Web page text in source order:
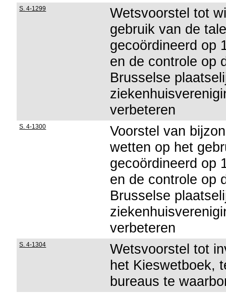
S. 4-1299
Wetsvoorstel tot
gebruik van de
gecoördineerd op
en de controle op
Brusselse
verbeteren
S. 4-1300
Voorstel van
wetten op het
gecoördineerd op
en de controle op
Brusselse
verbeteren
S. 4-1304
Wetsvoorstel tot
het Kieswetboek,
bureaus te